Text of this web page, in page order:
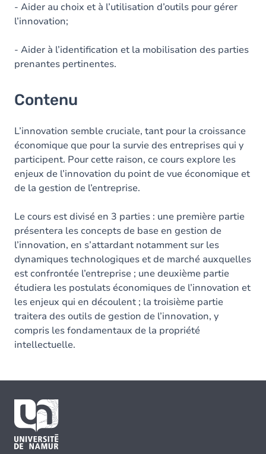
- Aider au choix et à l’utilisation d’outils pour gérer
l’innovation;
- Aider à l’identification et la mobilisation des parties
prenantes pertinentes.
Contenu
L’innovation semble cruciale, tant pour la croissance
économique que pour la survie des entreprises qui y
participent. Pour cette raison, ce cours explore les
enjeux de l’innovation du point de vue économique et
de la gestion de l’entreprise.
Le cours est divisé en 3 parties : une première partie
présentera les concepts de base en gestion de
l’innovation, en s’attardant notamment sur les
dynamiques technologiques et de marché auxquelles
est confrontée l’entreprise ; une deuxième partie
étudiera les postulats économiques de l’innovation et
les enjeux qui en découlent ; la troisième partie
traitera des outils de gestion de l’innovation, y
compris les fondamentaux de la propriété
intellectuelle.